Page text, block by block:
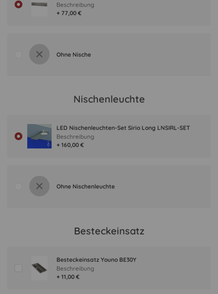
+ 77,00 €
Beschreibung
Ohne Nische
Nischenleuchte
LED Nischenleuchten-Set Sirio Long LNSIRL-SET
+ 160,00 €
Beschreibung
Ohne Nischenleuchte
Besteckeinsatz
Besteckeinsatz Youno BE30Y
+ 11,00 €
Beschreibung